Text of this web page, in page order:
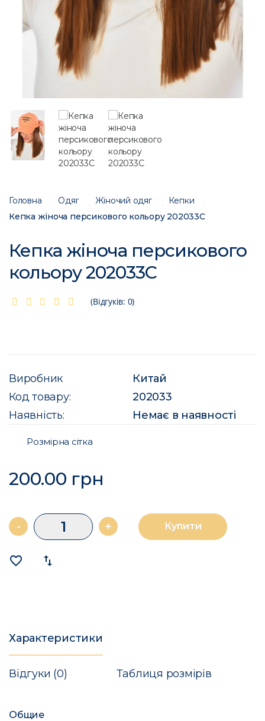
Головна Одяг Жіночий одяг
Кепки
Кепка жіноча персикового кольору 202033C
Кепка жіноча персикового
кольору 202033C
(Відгуків: 0)
Виробник
Китай
Код товару:
202033
Наявність:
Немає в наявності
Розмірна сітка
200.00 грн
- + Купити
favorite_border import_export
Характеристики
Відгуки (0) Таблиця розмірів
Общие